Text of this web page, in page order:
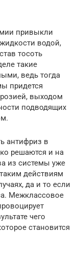
привыкли
водой,
тосоть
такие
ведь тогда
придется
выходом
подводящих
антифриз в
решаются и на
из системы уже
действиям
да и то если
Межклассовое
чего
становится